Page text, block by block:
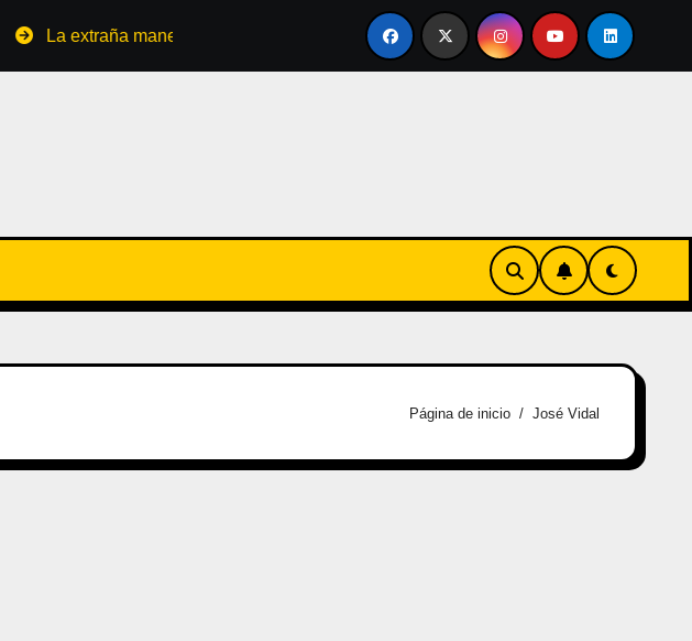
La extraña manera de convertirse en familia El primer tour de la India Chiquitina
Página de inicio José Vidal